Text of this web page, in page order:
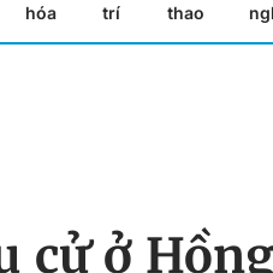
hóa
trí
thao
cử ở